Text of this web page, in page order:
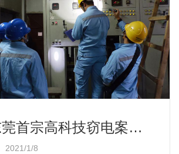
东莞首宗高科技窃电案落下帷幕，华采科技智能产品功不可没
2021/1/8